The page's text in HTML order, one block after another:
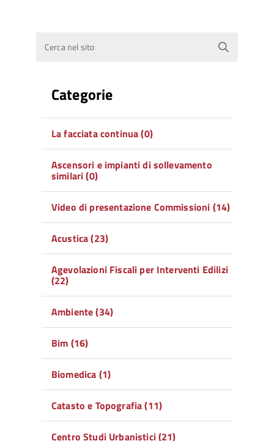
Cerca nel sito
Categorie
La facciata continua (0)
Ascensori e impianti di sollevamento
similari (0)
Video di presentazione Commissioni (14)
Acustica (23)
Agevolazioni Fiscali per Interventi Edilizi
(22)
Ambiente (34)
Bim (16)
Biomedica (1)
Catasto e Topografia (11)
Centro Studi Urbanistici (21)